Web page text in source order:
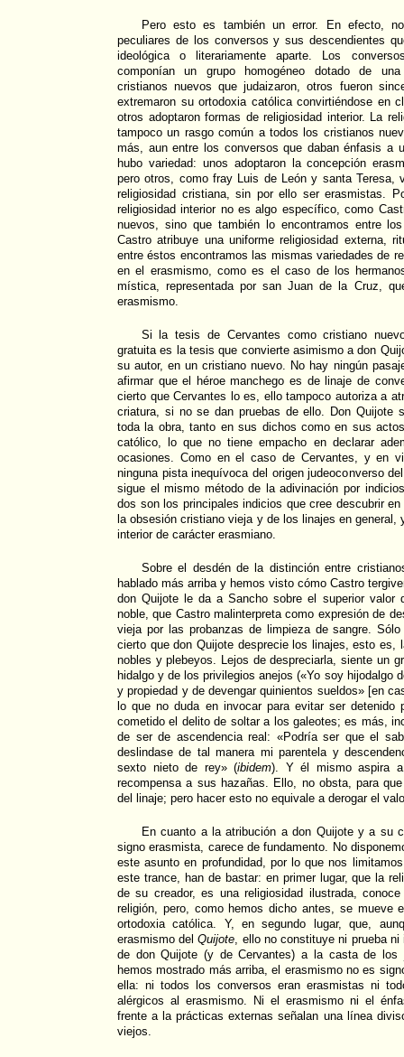
Pero esto es también un error. En efecto,
peculiares de los conversos y sus descendientes
ideológica o literariamente aparte. Los
componían un grupo homogéneo dotado de
cristianos nuevos que judaizaron, otros fueron
extremaron su ortodoxia católica convirtiéndose en
otros adoptaron formas de religiosidad interior. La
tampoco un rasgo común a todos los cristianos
más, aun entre los conversos que daban énfasis a
hubo variedad: unos adoptaron la concepción
pero otros, como fray Luis de León y santa Teresa,
religiosidad cristiana, sin por ello ser erasmistas.
religiosidad interior no es algo específico, como
nuevos, sino que también lo encontramos entre
Castro atribuye una uniforme religiosidad externa,
entre éstos encontramos las mismas variedades de
en el erasmismo, como es el caso de los
mística, representada por san Juan de la Cruz,
erasmismo.
Si la tesis de Cervantes como cristiano
gratuita es la tesis que convierte asimismo a don
su autor, en un cristiano nuevo. No hay ningún
afirmar que el héroe manchego es de linaje de
cierto que Cervantes lo es, ello tampoco autoriza a
criatura, si no se dan pruebas de ello. Don Quijote
toda la obra, tanto en sus dichos como en sus
católico, lo que no tiene empacho en declarar
ocasiones. Como en el caso de Cervantes, y en
ninguna pista inequívoca del origen judeoconverso
sigue el mismo método de la adivinación por
dos son los principales indicios que cree descubrir
la obsesión cristiano vieja y de los linajes en general,
interior de carácter erasmiano.
Sobre el desdén de la distinción entre
hablado más arriba y hemos visto cómo Castro
don Quijote le da a Sancho sobre el superior valor
noble, que Castro malinterpreta como expresión de
vieja por las probanzas de limpieza de sangre.
cierto que don Quijote desprecie los linajes, esto es,
nobles y plebeyos. Lejos de despreciarla, siente un
hidalgo y de los privilegios anejos («Yo soy hijodalgo
y propiedad y de devengar quinientos sueldos» [en
lo que no duda en invocar para evitar ser detenido
cometido el delito de soltar a los galeotes; es más,
de ser de ascendencia real: «Podría ser que el
deslindase de tal manera mi parentela y
sexto nieto de rey» (ibidem). Y él mismo aspira
recompensa a sus hazañas. Ello, no obsta, para
del linaje; pero hacer esto no equivale a derogar el
En cuanto a la atribución a don Quijote y a su
signo erasmista, carece de fundamento. No
este asunto en profundidad, por lo que nos
este trance, han de bastar: en primer lugar, que la
de su creador, es una religiosidad ilustrada,
religión, pero, como hemos dicho antes, se mueve
ortodoxia católica. Y, en segundo lugar, que,
erasmismo delQuijote, ello no constituye ni prueba
de don Quijote (y de Cervantes) a la casta de los
hemos mostrado más arriba, el erasmismo no es
ella: ni todos los conversos eran erasmistas ni
alérgicos al erasmismo. Ni el erasmismo ni el
frente a la prácticas externas señalan una línea
viejos.